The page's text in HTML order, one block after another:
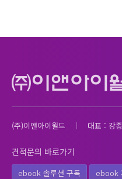
(주)이앤아이월드 대표 : 강
견적문의 바로가기
ebook 솔루션 구독 ebook